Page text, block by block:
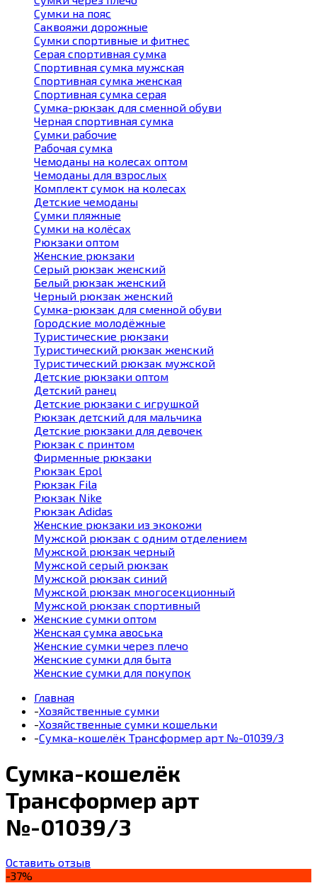
Сумки на пояс
Саквояжи дорожные
Сумки спортивные и фитнес
Серая спортивная сумка
Спортивная сумка мужская
Спортивная сумка женская
Спортивная сумка серая
Сумка-рюкзак для сменной обуви
Черная спортивная сумка
Сумки рабочие
Рабочая сумка
Чемоданы на колесах оптом
Чемоданы для взрослых
Комплект сумок на колесах
Детские чемоданы
Сумки пляжные
Сумки на колёсах
Рюкзаки оптом
Женские рюкзаки
Серый рюкзак женский
Белый рюкзак женский
Черный рюкзак женский
Сумка-рюкзак для сменной обуви
Городские молодёжные
Туристические рюкзаки
Туристический рюкзак женский
Туристический рюкзак мужской
Детские рюкзаки оптом
Детский ранец
Детские рюкзаки с игрушкой
Рюкзак детский для мальчика
Детские рюкзаки для девочек
Рюкзак с принтом
Фирменные рюкзаки
Рюкзак Epol
Рюкзак Fila
Рюкзак Nike
Рюкзак Adidas
Женские рюкзаки из экокожи
Мужской рюкзак с одним отделением
Мужской рюкзак черный
Мужской серый рюкзак
Мужской рюкзак синий
Мужской рюкзак многосекционный
Мужской рюкзак спортивный
Женские сумки оптом
Женская сумка авоська
Женские сумки через плечо
Женские сумки для быта
Женские сумки для покупок
Главная
-Хозяйственные сумки
-Хозяйственные сумки кошельки
-Сумка-кошелёк Трансформер арт №-01039/3
Сумка-кошелёк
Трансформер арт
№-01039/3
Оставить отзыв
-37%